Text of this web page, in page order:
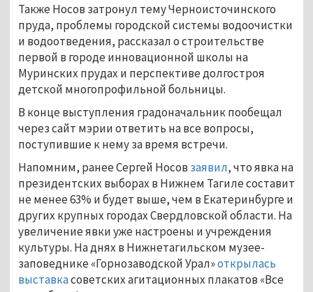
Также Носов затронул тему Черноисточинского
пруда, проблемы городской системы водоочистки
и водоотведения, рассказал о строительстве
первой в городе инновационной школы на
Муринских прудах и перспективе долгостроя
детской многопрофильной больницы.
В конце выступления градоначальник пообещал
через сайт мэрии ответить на все вопросы,
поступившие к нему за время встречи.
Напомним, ранее Сергей Носов заявил, что явка на
президентских выборах в Нижнем Тагиле составит
не менее 63% и будет выше, чем в Екатеринбурге и
других крупных городах Свердловской области. На
увеличение явки уже настроены и учреждения
культуры. На днях в Нижнетагильском музее-
заповеднике «Горнозаводской Урал»открылась
выставкасоветских агитационных плакатов «Все